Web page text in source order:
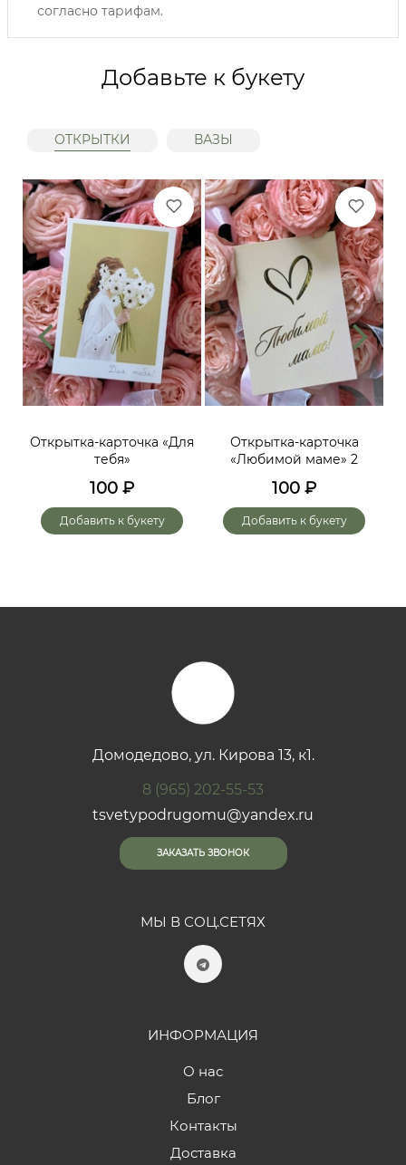
согласно тарифам.
Добавьте к букету
ОТКРЫТКИ ВАЗЫ
Открытка-карточка «Для
тебя»
100 ₽
Добавить к букету
Открытка-карточка
«Любимой маме» 2
100 ₽
Добавить к букету
Домодедово, ул. Кирова 13, к1.
8 (965) 202-55-53
tsvetypodrugomu@yandex.ru
ЗАКАЗАТЬ ЗВОНОК
МЫ В СОЦ.СЕТЯХ
ИНФОРМАЦИЯ
О нас
Блог
Контакты
Доставка